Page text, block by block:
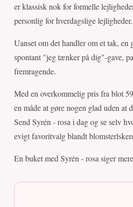
er klassisk nok for formelle
personlig for hverdagslige lejligheder.
Uanset om det handler om et tak, en
spontant "jeg tænker på dig"-gave,
fremragende.
Med en overkommelig pris fra blot
en måde at gøre nogen glad uden at
Send Syrén - rosa i dag og se selv
evigt favoritvalg blandt
En buket med Syrén - rosa siger